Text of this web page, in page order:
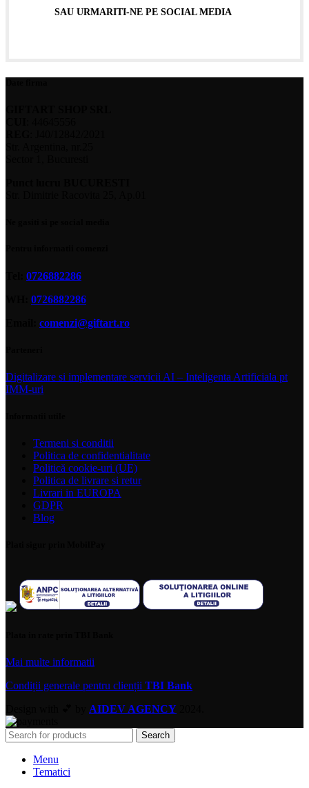
SAU URMARITI-NE PE SOCIAL MEDIA
0726882286
0726882286
comenzi@giftart.ro
Digitalizare si implementare servicii AI – Inteligenta Artificiala pt
IMM-uri
Termeni si conditii
Politica de confidentialitate
Politică cookie-uri (UE)
Politica de livrare si retur
Livrari in EUROPA
GDPR
Blog
Mai multe informatii
Condiții generale pentru clienții TBI Bank
AIDEV AGENCY
Search
Menu
Tematici